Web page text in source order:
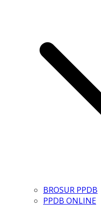
BROSUR PPDB
PPDB ONLINE